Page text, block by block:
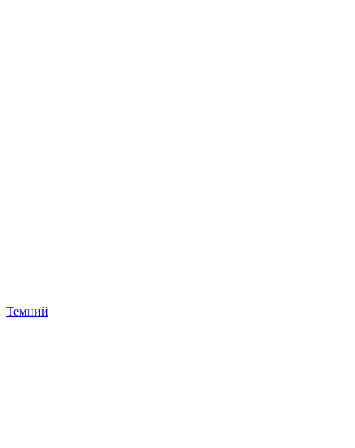
Темний